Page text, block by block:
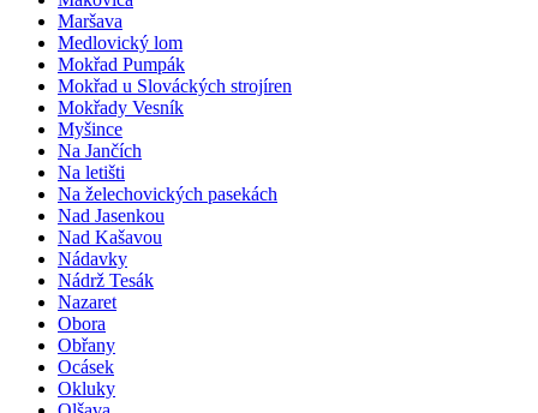
Maršava
Medlovický lom
Mokřad Pumpák
Mokřad u Slováckých strojíren
Mokřady Vesník
Myšince
Na Jančích
Na letišti
Na želechovických pasekách
Nad Jasenkou
Nad Kašavou
Nádavky
Nádrž Tesák
Nazaret
Obora
Obřany
Ocásek
Okluky